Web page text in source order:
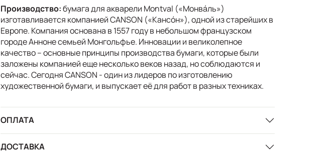
Производство:бумага для акварели Montval («Монвáль»)
изготавливается компанией CANSON («Кансóн»), одной из старейших в
Европе. Компания основана в 1557 году в небольшом французском
городе Анноне семьей Монгольфье. Инновации и великолепное
качество – основные принципы производства бумаги, которые были
заложены компанией еще несколько веков назад, но соблюдаются и
сейчас. Сегодня CANSON - один из лидеров по изготовлению
художественной бумаги, и выпускает её для работ в разных техниках.
ОПЛАТА
ДОСТАВКА